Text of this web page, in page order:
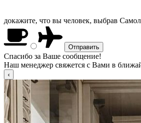
докажите, что вы человек, выбрав
Спасибо за Ваше сообщение!
Наш менеджер свяжется с Вами в